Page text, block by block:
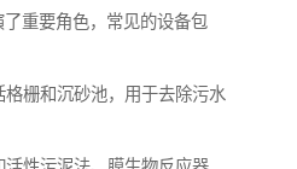
重要角色，常见的设备包
栅和沉砂池，用于去除污水